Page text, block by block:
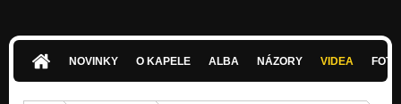
NOVINKY O KAPELE ALBA NÁZORY VIDEA